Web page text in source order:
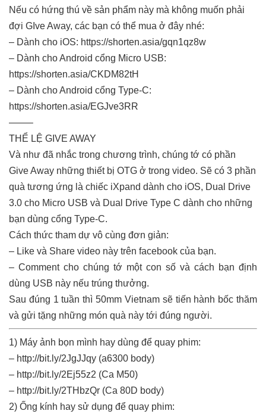
Nếu có hứng thú về sản phẩm này mà không muốn phải
đợi GIve Away, các bạn có thể mua ở đây nhé:
– Dành cho iOS: https://shorten.asia/gqn1qz8w
– Dành cho Android cổng Micro USB:
https://shorten.asia/CKDM82tH
– Dành cho Android cổng Type-C:
https://shorten.asia/EGJve3RR
——–
THỂ LỆ GIVE AWAY
Và như đã nhắc trong chương trình, chúng tớ có phần
Give Away những thiết bị OTG ở trong video. Sẽ có 3 phần
quà tương ứng là chiếc iXpand dành cho iOS, Dual Drive
3.0 cho Micro USB và Dual Drive Type C dành cho những
bạn dùng cổng Type-C.
Cách thức tham dự vô cùng đơn giản:
– Like và Share video này trên facebook của bạn.
– Comment cho chúng tớ một con số và cách bạn định
dùng USB này nếu trúng thưởng.
Sau đúng 1 tuần thì 50mm Vietnam sẽ tiến hành bốc thăm
và gửi tặng những món quà này tới đúng người.
1) Máy ảnh bọn mình hay dùng để quay phim:
– http://bit.ly/2JgJJqy (a6300 body)
– http://bit.ly/2Ej55z2 (Ca M50)
– http://bit.ly/2THbzQr (Ca 80D body)
2) Ống kính hay sử dụng để quay phim: